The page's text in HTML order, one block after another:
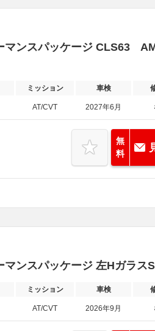
マンスパッケージ CLS63
ミッション 車検
AT/CVT 2027年6月
無
料
ンスパッケージ 左Hガラス
ミッション 車検
AT/CVT 2026年9月